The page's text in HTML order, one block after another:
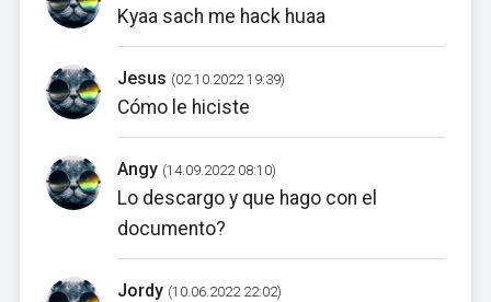
Kyaa sach me hack huaa
Jesus (02.10.2022 19:39)
Cómo le hiciste
Angy (14.09.2022 08:10)
Lo descargo y que hago con el
documento?
Jordy (10.06.2022 22:02)